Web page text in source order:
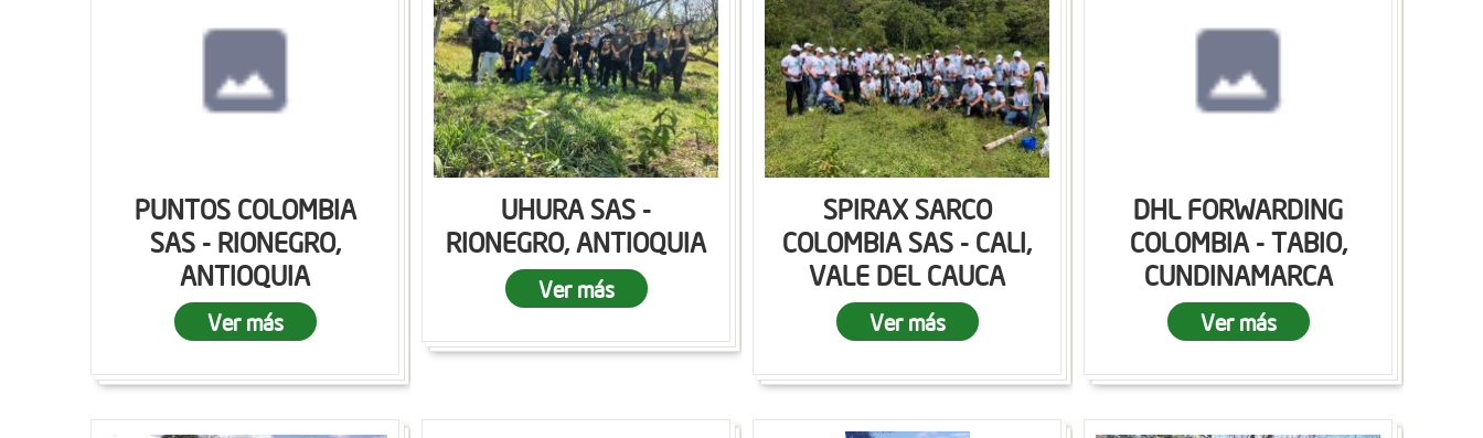
PUNTOS COLOMBIA
SAS - RIONEGRO,
ANTIOQUIA
Ver más
UHURA SAS -
RIONEGRO, ANTIOQUIA
Ver más
SPIRAX SARCO
COLOMBIA SAS - CALI,
VALE DEL CAUCA
Ver más
DHL FORWARDING
COLOMBIA - TABIO,
CUNDINAMARCA
Ver más